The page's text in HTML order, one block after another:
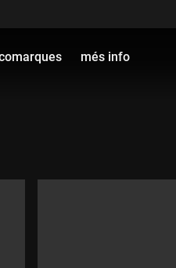
més info